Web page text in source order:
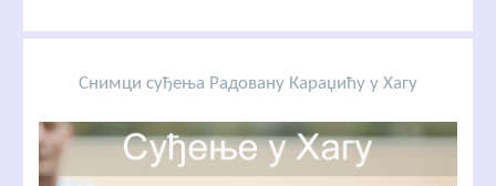
Снимци суђења Радовану Караџићу у Хагу